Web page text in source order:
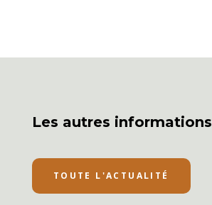
Les autres informations
TOUTE L'ACTUALITÉ